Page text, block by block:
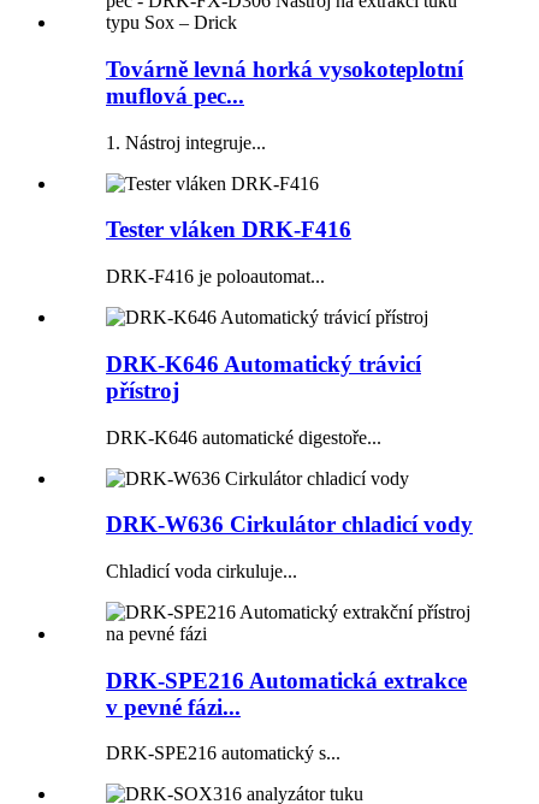
Továrně levná horká vysokoteplotní
muflová pec...
1. Nástroj integruje...
Tester vláken DRK-F416
DRK-F416 je poloautomat...
DRK-K646 Automatický trávicí
přístroj
DRK-K646 automatické digestoře...
DRK-W636 Cirkulátor chladicí vody
Chladicí voda cirkuluje...
DRK-SPE216 Automatická extrakce
v pevné fázi...
DRK-SPE216 automatický s...